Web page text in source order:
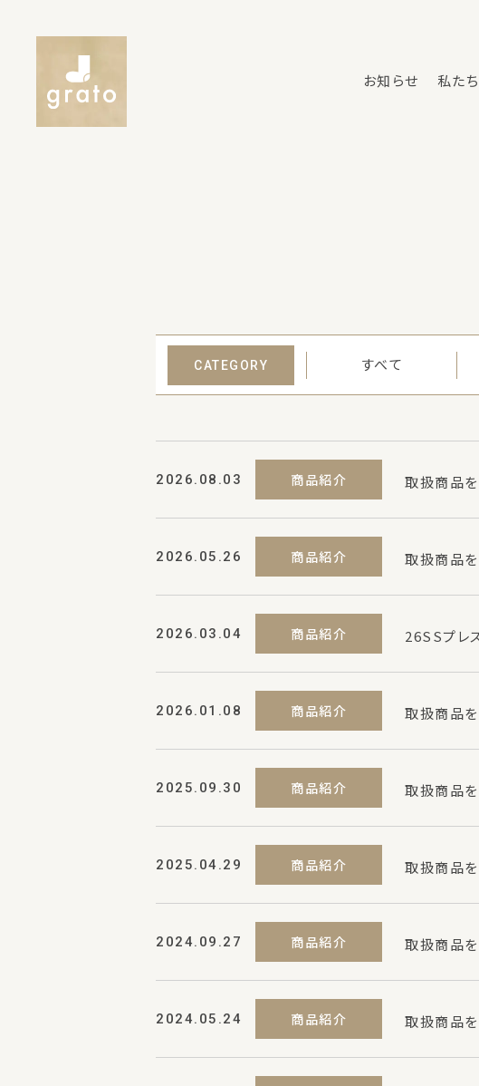
お知らせ 私た
CATEGORY すべて
2026.08.03 商品紹介 取扱商品を
2026.05.26 商品紹介 取扱商品を
2026.03.04 商品紹介 26SSプレ
2026.01.08 商品紹介 取扱商品を
2025.09.30 商品紹介 取扱商品を
2025.04.29 商品紹介 取扱商品を
2024.09.27 商品紹介 取扱商品を
2024.05.24 商品紹介 取扱商品を